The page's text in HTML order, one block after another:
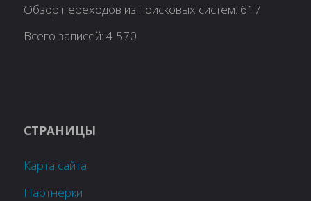
Обзор переходов из поисковых систем: 617
Всего записей:4 570
СТРАНИЦЫ
Карта сайта
Партнёрки